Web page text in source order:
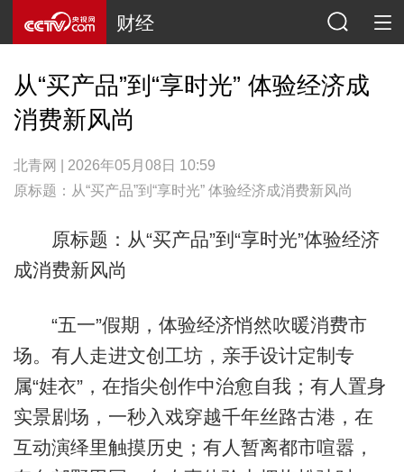
财经
从“买产品”到“享时光” 体验经济成
消费新风尚
北青网 | 2026年05月08日 10:59
原标题：从“买产品”到“享时光” 体验经济成消费新风尚
原标题：从“买产品”到“享时光”体验经济
成消费新风尚
“五一”假期，体验经济悄然吹暖消费市
场。有人走进文创工坊，亲手设计定制专
属“娃衣”，在指尖创作中治愈自我；有人置身
实景剧场，一秒入戏穿越千年丝路古港，在
互动演绎里触摸历史；有人暂离都市喧嚣，